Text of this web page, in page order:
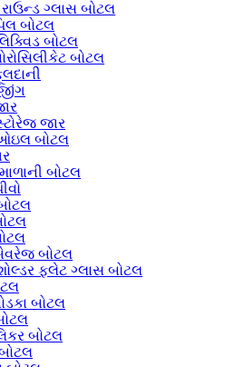
ગ્લાસ બોટલ
બોટલ
બોટલ
બોટલ
જાર
બોટલ
માળાની બોટલ
બોટલ
ફ્લેટ ગ્લાસ બોટલ
બોટલ
બોટલ